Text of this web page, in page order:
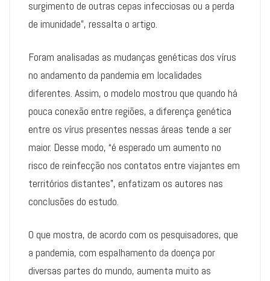
surgimento de outras cepas infecciosas ou a perda
de imunidade”, ressalta o artigo.
Foram analisadas as mudanças genéticas dos vírus
no andamento da pandemia em localidades
diferentes. Assim, o modelo mostrou que quando há
pouca conexão entre regiões, a diferença genética
entre os vírus presentes nessas áreas tende a ser
maior. Desse modo, “é esperado um aumento no
risco de reinfecção nos contatos entre viajantes em
territórios distantes”, enfatizam os autores nas
conclusões do estudo.
O que mostra, de acordo com os pesquisadores, que
a pandemia, com espalhamento da doença por
diversas partes do mundo, aumenta muito as